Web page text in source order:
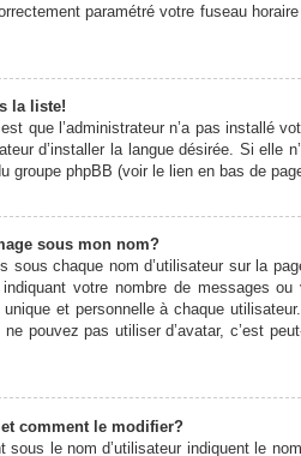
paramétré votre fuseau
la liste!
que l’administrateur n’a pas installé
d’installer la langue désirée. Si
groupe phpBB (voir le lien en bas de
sous mon nom?
sous chaque nom d’utilisateur sur la
votre nombre de messages
unique et personnelle à chaque
pouvez pas utiliser d’avatar, c’est
comment le modifier?
sous le nom d’utilisateur indiquent le